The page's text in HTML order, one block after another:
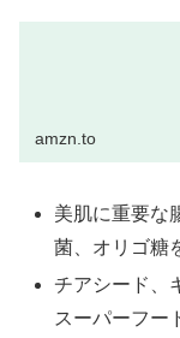
amzn.to
美肌に重要な
菌、オリゴ糖
チアシード、
スーパーフー